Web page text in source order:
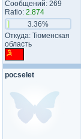
Сообщений: 269
Ratio: 2.874
3.36%
Откуда: Тюменская
область
pocselet